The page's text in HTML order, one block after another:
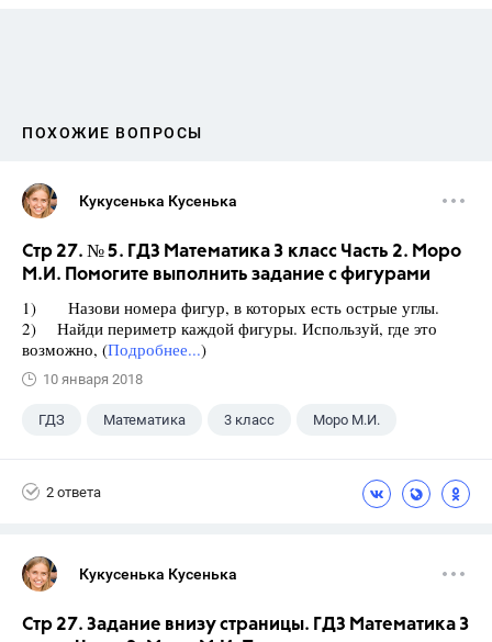
ПОХОЖИЕ ВОПРОСЫ
Кукусенька Кусенька
Стр 27. № 5. ГДЗ Математика 3 класс Часть 2. Моро
М.И. Помогите выполнить задание с фигурами
1) Назови номера фигур, в которых есть острые углы.
2) Найди периметр каждой фигуры. Используй, где это
возможно, (Подробнее...)
10 января 2018
ГДЗ Математика 3 класс Моро М.И.
2 ответа
Кукусенька Кусенька
Стр 27. Задание внизу страницы. ГДЗ Математика 3